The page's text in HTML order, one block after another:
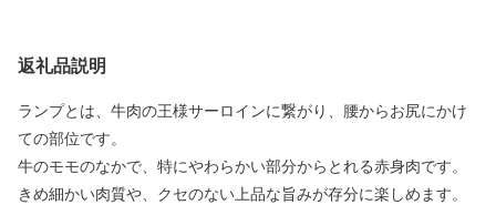
返礼品説明
ランプとは、牛肉の王様サーロインに繋がり、腰からお尻にかけ
ての部位です。
牛のモモのなかで、特にやわらかい部分からとれる赤身肉です。
きめ細かい肉質や、クセのない上品な旨みが存分に楽しめます。